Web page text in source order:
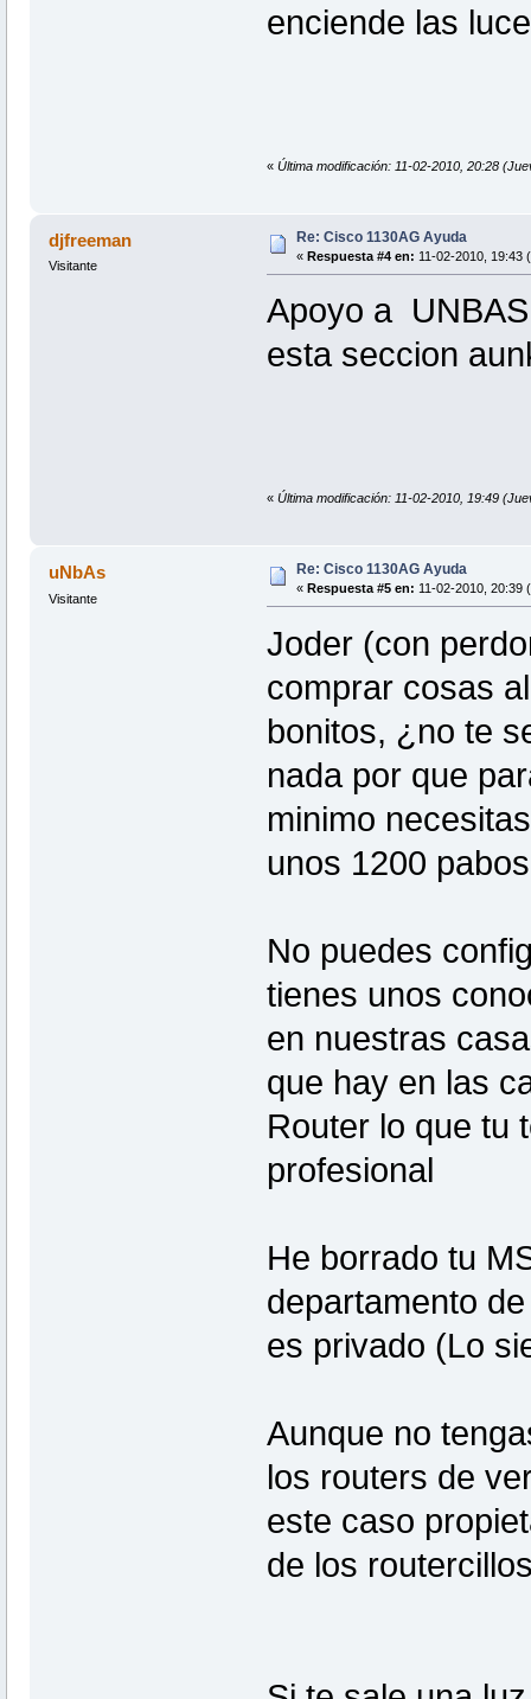
enciende las
« Última modificación: 11-02-2010, 20:28
djfreeman
Visitante
Re: Cisco 1130AG Ayuda
« Respuesta #4 en: 11-02-2010, 19:43
Apoyo a
esta seccion
« Última modificación: 11-02-2010, 19:49
uNbAs
Visitante
Re: Cisco 1130AG Ayuda
« Respuesta #5 en: 11-02-2010, 20:39
Joder (con
comprar cosas
bonitos, ¿no te
nada por que
minimo
unos 1200
No puedes
tienes unos
en nuestras
que hay en las
Router lo que tu
profesional
He borrado tu
departamento
es privado (Lo
Aunque no
los routers de
este caso
de los